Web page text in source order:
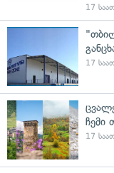
17
17
ჩემი
17